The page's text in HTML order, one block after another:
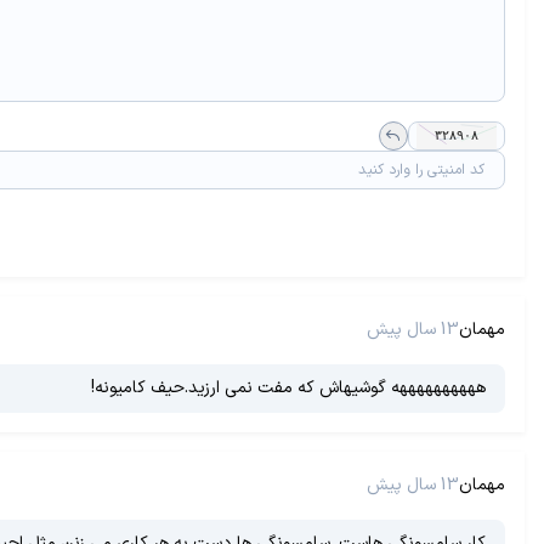
مهمان13 سال پیش
ههههههههههه گوشیهاش که مفت نمی ارزید.حیف کامیونه!
مهمان13 سال پیش